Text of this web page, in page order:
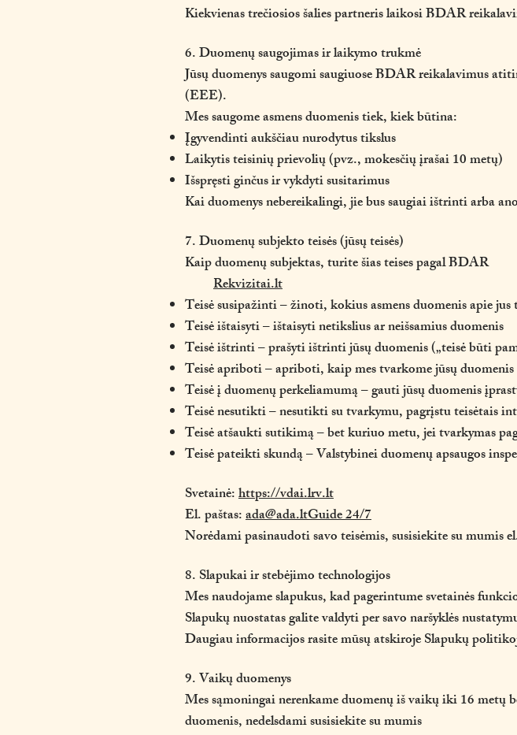
Kiekvienas trečiosios šalies partneris laikosi BDAR
6. Duomenų saugojimas ir laikymo trukmė
Jūsų duomenys saugomi saugiuose BDAR reikalavimus
(EEE).
Mes saugome asmens duomenis tiek, kiek būtina:
Įgyvendinti aukščiau nurodytus tikslus
Laikytis teisinių prievolių (pvz., mokesčių įrašai 10 metų)
Išspręsti ginčus ir vykdyti susitarimus
Kai duomenys nebereikalingi, jie bus saugiai ištrinti arba
7. Duomenų subjekto teisės (jūsų teisės)
Kaip duomenų subjektas, turite šias teises pagal BDAR
Rekvizitai.lt
Teisė susipažinti – žinoti, kokius asmens duomenis apie
Teisė ištaisyti – ištaisyti netikslius ar neišsamius duomenis
Teisė ištrinti – prašyti ištrinti jūsų duomenis („teisė būti
Teisė apriboti – apriboti, kaip mes tvarkome jūsų duomenis
Teisė į duomenų perkeliamumą – gauti jūsų duomenis
Teisė nesutikti – nesutikti su tvarkymu, pagrįstu teisėtais
Teisė atšaukti sutikimą – bet kuriuo metu, jei tvarkymas
Teisė pateikti skundą – Valstybinei duomenų apsaugos
Svetainė:https://vdai.lrv.lt
El. paštas:ada@ada.ltGuide24/7
Norėdami pasinaudoti savo teisėmis, susisiekite su mumis
8. Slapukai ir stebėjimo technologijos
Mes naudojame slapukus, kad pagerintume svetainės
Slapukų nuostatas galite valdyti per savo naršyklės
Daugiau informacijos rasite mūsų atskiroje Slapukų
9. Vaikų duomenys
Mes sąmoningai nerenkame duomenų iš vaikų iki 16
duomenis, nedelsdami susisiekite su mumis